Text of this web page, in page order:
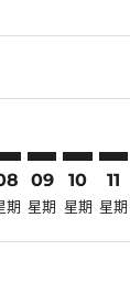
期
09
星期
10
星期
11
星期